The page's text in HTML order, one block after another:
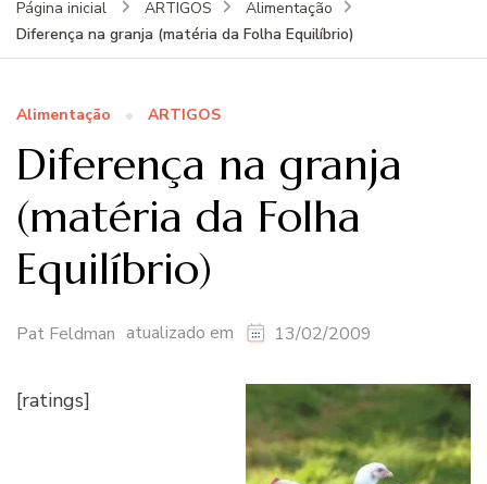
Página inicial ARTIGOS
Alimentação
Diferença na granja (matéria da Folha Equilíbrio)
Alimentação ARTIGOS
Diferença na granja
(matéria da Folha
Equilíbrio)
Pat Feldman atualizado em 13/02/2009
[ratings]